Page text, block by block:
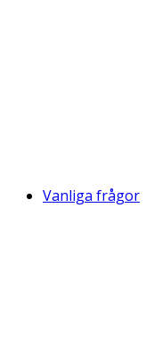
Vanliga frågor